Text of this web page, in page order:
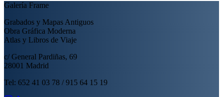
Galería Frame
Grabados y Mapas Antiguos
Obra Gráfica Moderna
Atlas y Libros de Viaje
c/ General Pardiñas, 69
28001 Madrid
Tel: 652 41 03 78 / 915 64 15 19